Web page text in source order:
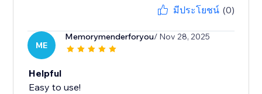
มีประโยชน์ (0)
ME
Memorymenderforyou/ Nov 28, 2025
Helpful
Easy to use!